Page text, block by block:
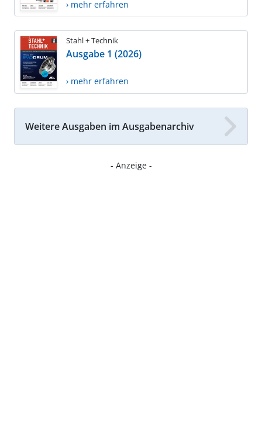
› mehr erfahren
Stahl + Technik
Ausgabe 1 (2026)
› mehr erfahren
Weitere Ausgaben im Ausgabenarchiv
- Anzeige -